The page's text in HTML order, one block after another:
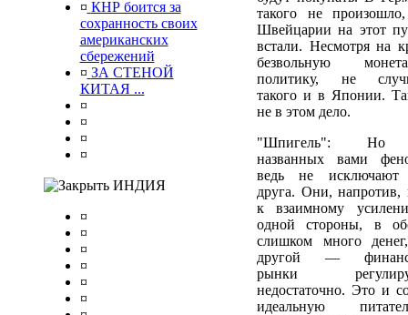
¤ КНР боится за
сохранность своих
американских
сбережений
¤ ЗА СТЕНОЙ
КИТАЯ ...
¤
¤
¤
¤
ИНДИЯ
¤
¤
¤
¤
¤
¤
такого не
Швейцарии на этот
встали. Несмотря на
безвольную
политику, не
такого и в Японии.
не в этом дело.
"Шпигель": Но
названных вами
ведь не исключают
друга. Они, напротив,
к взаимному
одной стороны, в
слишком много
другой —
рынки
недостаточно. Это и
идеальную